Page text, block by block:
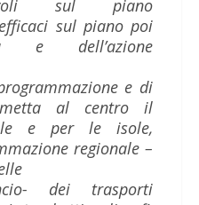
sul piano
sul piano poi
e dell’azione
e di
al centro il
e per le isole,
regionale –
dei trasporti